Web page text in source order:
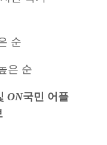
순
은 순
ON국민 어플